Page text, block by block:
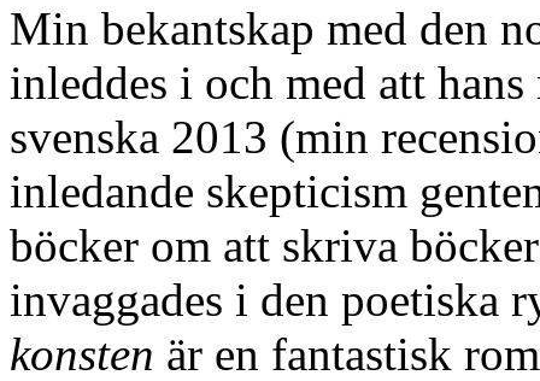
Min bekantskap med den
inleddes i och med att
svenska 2013 (min
inledande skepticism
böcker om att skriva
invaggades i den poetiska
konsten är en fantastisk